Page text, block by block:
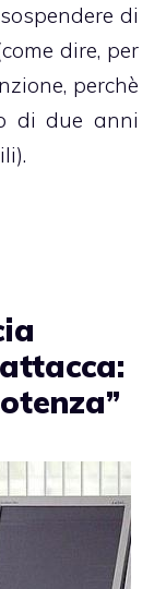
di
dire, per
perchè
di due anni